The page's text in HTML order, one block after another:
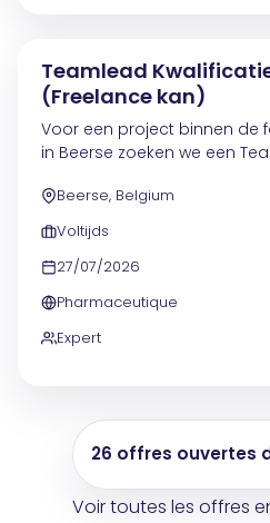
Teamlead
(Freelance kan)
Voor een project binnen de
in Beerse zoeken we een
diepgaande expertise in
streng...
Beerse, Belgium
Voltijds
27/07/2026
Pharmaceutique
Expert
26 offres ouvertes
Voir toutes les offres